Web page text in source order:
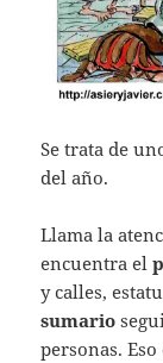
Se trata de
del año.
Llama la
encuentra el
y calles,
sumario
personas.